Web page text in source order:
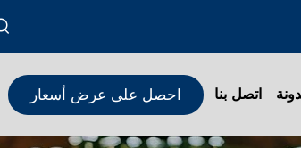
اتصل بنا احصل على عرض أسعار